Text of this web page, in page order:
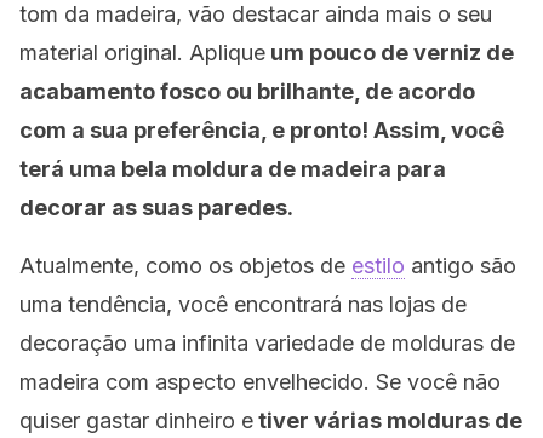
tom da madeira, vão destacar ainda mais o seu
material original. Aplique um pouco de verniz de
acabamento fosco ou brilhante, de acordo
com a sua preferência, e pronto! Assim, você
terá uma bela moldura de madeira para
decorar as suas paredes.
Atualmente, como os objetos de estilo antigo são
uma tendência, você encontrará nas lojas de
decoração uma infinita variedade de molduras de
madeira com aspecto envelhecido. Se você não
quiser gastar dinheiro etiver várias molduras de